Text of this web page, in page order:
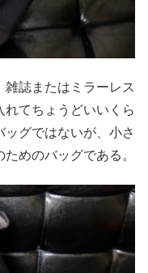
誌またはミラーレス
てちょうどいいくら
グではないが、小さ
めのバッグである。